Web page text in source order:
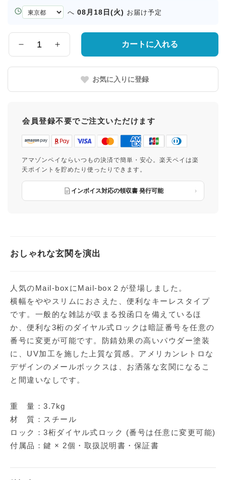
お
届
県
へ 08月18日(火) お届け予定
量
カートに入れる
お気に入りに登録
会員登録不要でご注文いただけます
アマゾンペイならいつもの決済で簡単・安心。楽天ペイは楽
天ポイントを貯めたり使ったりできます。
インボイス対応の領収書 発行可能
おしゃれな玄関を演出
人気のMail-boxにMail-box２が登場しました。
横幅をややスリムにおさえた、便利なキーレスタイプ
です。一般的な雑誌が収まる投函口を備えているほ
か、便利な3桁のダイヤル式ロックは暗証番号を任意の
番号に変更が可能です。防錆効果の高いパウダー塗装
に、UV加工を施した上質な質感。アメリカンレトロな
デザインのメールボックスは、お洒落な玄関になるこ
と間違いなしです。
重 量：3.7kg
材 質：スチール
ロック：3桁ダイヤル式ロック (番号は任意に変更可能)
付属品：鍵 × 2個・取扱説明書・保証書